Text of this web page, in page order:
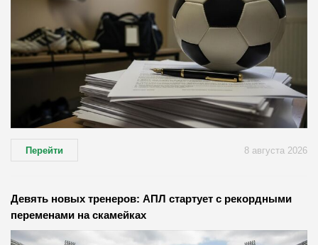
Перейти 8 августа 2026
Девять новых тренеров: АПЛ стартует с рекордными
переменами на скамейках